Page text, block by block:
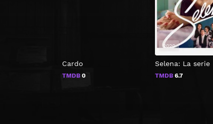
Cardo
TMDB 0
Selena: La serie
TMDB 6.7
2020